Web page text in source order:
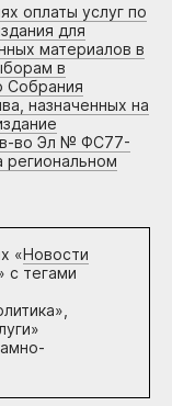
оплаты услуг по
для
материалов в
в
Собрания
назначенных на
во Эл № ФС77-
региональном
«Новости
с тегами